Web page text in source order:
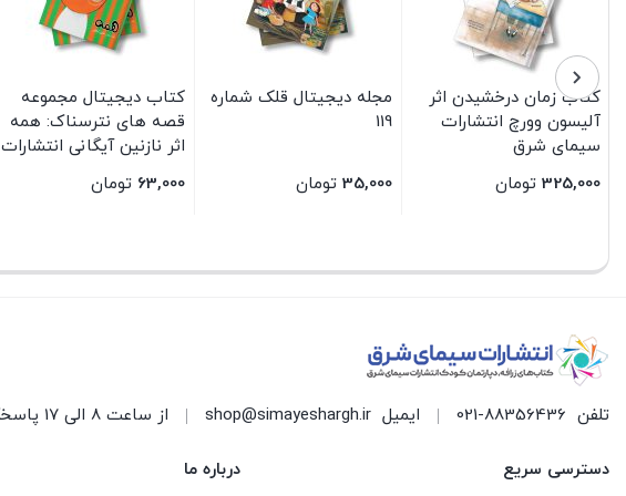
کتاب زمان درخشیدن اثر
آلیسون وورچ انتشارات
سیمای شرق
325,000 تومان
مجله دیجیتال قلک شماره
119
35,000 تومان
کتاب دیجیتال مجموعه
قصه های نترسناک: همه
اثر نازنین آیگانی انتشارات
63,000 تومان
تلفن 021-88356436 ایمیل shop@simayeshargh.ir از ساعت 8 الی 17 پاسخگوی شما هستیم.
دسترسی سریع درباره ما